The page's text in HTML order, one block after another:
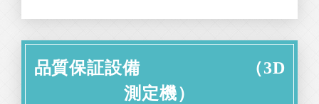
品質保証設備 （3D
測定機）